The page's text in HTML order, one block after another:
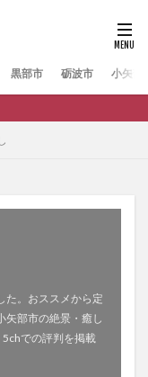
黒部市 砺波市 小矢部
た。おススメから定
矢部市の絶景・癒し
での評判を掲載